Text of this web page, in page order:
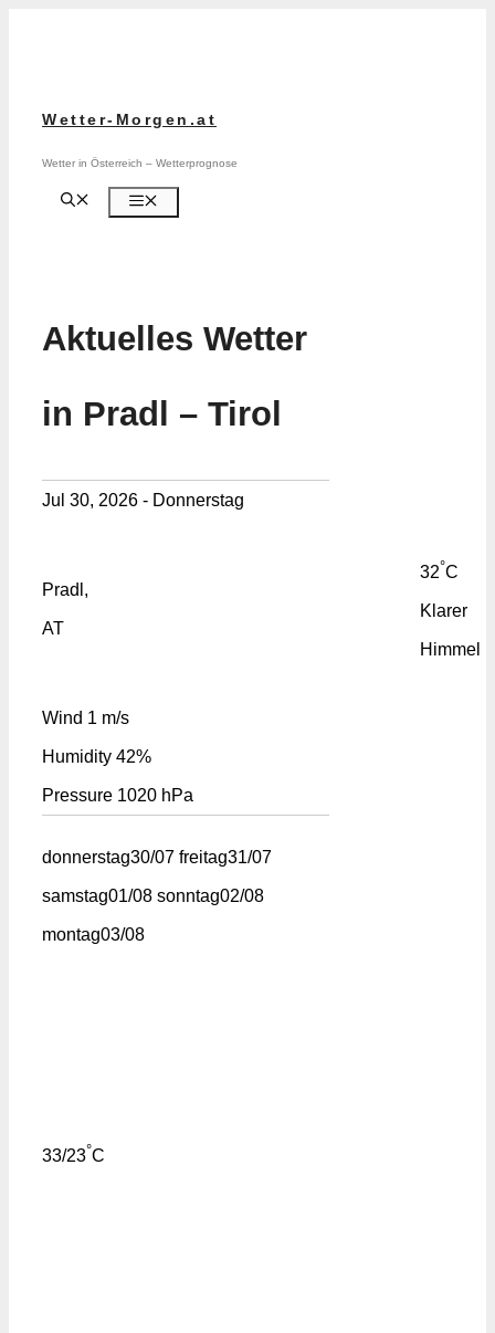
Wetter-Morgen.at
Wetter in Österreich – Wetterprognose
Aktuelles Wetter
in Pradl – Tirol
Jul 30, 2026 - Donnerstag
Pradl,
AT
32°C
Klarer
Himmel
Wind 1 m/s
Humidity 42%
Pressure 1020 hPa
donnerstag30/07 freitag31/07
samstag01/08 sonntag02/08
montag03/08
33/23°C